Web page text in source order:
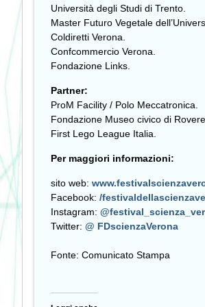
Università degli Studi di Trento.
Master Futuro Vegetale
Coldiretti Verona.
Confcommercio Verona.
Fondazione Links.
Partner:
ProM Facility / Polo Meccatronica.
Fondazione Museo civico di
First Lego League Italia.
Per maggiori informazioni:
sito web:
Facebook: /
Instagram:
Twitter: @ FDscienzaVerona
Fonte: Comunicato Stampa